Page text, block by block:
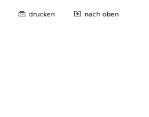
drucken nach oben